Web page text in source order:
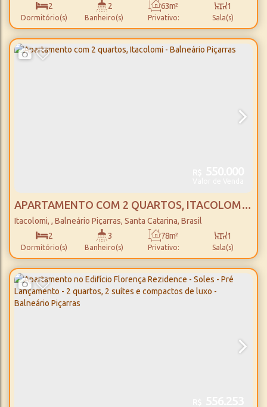
2
Dormitório(s)
2
Banheiro(s) Privativo:
63m² 1
Sala(s)
1
Suíte(s) Total:
63m² 1
Vaga(s)
1100m
Distância do Mar
APARTAMENTO COM 2 QUARTOS, ITACOLOMI -
BALNEÁRIO PIÇARRAS
Itacolomi , Balneário Piçarras, Santa Catarina, Brasil
2
Dormitório(s)
3
Banheiro(s) Privativo:
78m² 1
Sala(s)
2
Suíte(s)
2
Vaga(s)
685m
Distância do Mar